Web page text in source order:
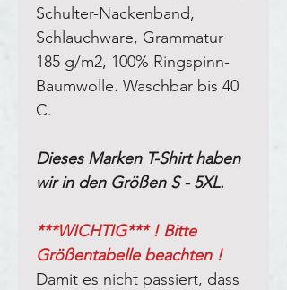
Schulter-Nackenband,
Schlauchware, Grammatur
185 g/m2, 100% Ringspinn-
Baumwolle. Waschbar bis 40
C.
Dieses Marken T-Shirt haben
wir in den Größen S - 5XL.
***WICHTIG*** ! Bitte
Größentabelle beachten !
Damit es nicht passiert, dass